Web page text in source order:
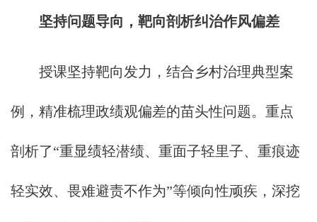
坚持问题导向，靶向剖析纠治作风偏差
授课坚持靶向发力，结合乡村治理典型案
例，精准梳理政绩观偏差的苗头性问题。重点
剖析了“重显绩轻潜绩、重面子轻里子、重痕迹
轻实效、畏难避责不作为”等倾向性顽疾，深挖